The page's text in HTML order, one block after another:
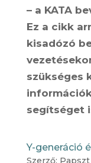
– a KATA
Ez a cikk
kisadózó
szükséges
segítséget
Y-generáció
Szerző: